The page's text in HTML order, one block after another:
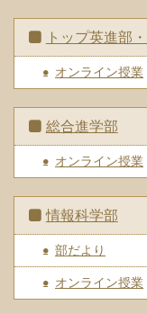
トップ英進部
オンライン授業
総合進学部
オンライン授業
情報科学部
部だより
オンライン授業